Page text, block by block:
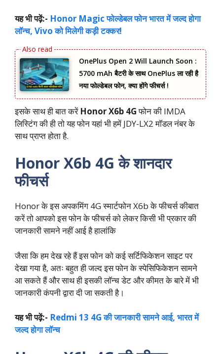
यह भी पढ़ें:- Honor Magic फोल्‍डेबल फोन भारत में जल्‍द होगा
लॉन्‍च, Vivo को मिलेगी कड़ी टक्‍कर!
OnePlus Open 2 Will Launch Soon :
5700 mAh बैटरी के साथ OnePlus ला रही है
नया फोल्डेबल फोन, क्या होंगे फीचर्स !
इसके साथ ही बात करें Honor X6b 4Gफोन की IMDA
लिस्टिंग की ही तो यह फोन यहां भी हमें JDY-LX2 मॉडल नंबर के
साथ प्राप्त होता है.
Honor X6b 4G के शानदार
फीचर्स
Honor के इस अपकमिंग 4G स्मार्टफोन X6b के फीचर्स कीबात
करें तो आपको इस फोन के फीचर्स को लेकर किसी भी प्रकार की
जानकारी सामने नहीं आई है हालांकि
जैसा कि हम देख रहे हैं इस फोन को कई सर्टिफिकेशन साइट पर
देखा गया है, अतः बहुत ही जल्द इस फोन के स्पेसिफिकेशन सामने
आ सकते हैं और साथ ही इसकी लॉन्च डेट और कीमत के बारे में भी
जानकारी कंपनी द्वारा दी जा सकती है।
यह भी पढ़ें:- Redmi 13 4G की जानकारी सामने आई, भारत में
जल्‍द होगा लॉन्‍च